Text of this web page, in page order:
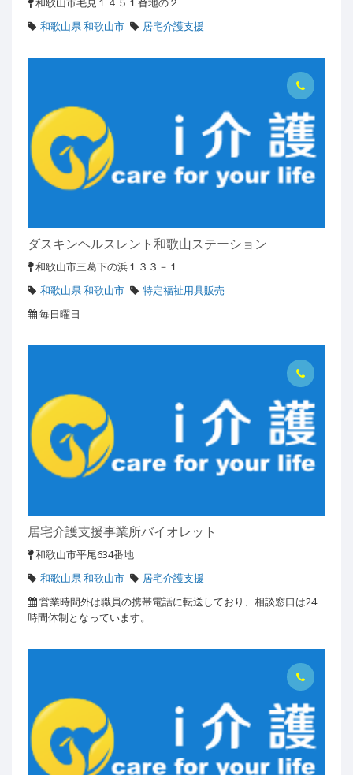
和歌山県 和歌山市
居宅介護支援
ダスキンヘルスレント和歌山ステーション
和歌山市三葛下の浜１３３－１
和歌山県 和歌山市
特定福祉用具販売
毎日曜日
居宅介護支援事業所バイオレット
和歌山市平尾634番地
和歌山県 和歌山市
居宅介護支援
営業時間外は職員の携帯電話に転送しており、相談窓口は24
時間体制となっています。